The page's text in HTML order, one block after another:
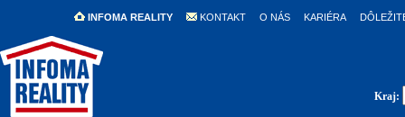
INFOMA REALITY KONTAKT O NÁS KARIÉRA
Kraj: